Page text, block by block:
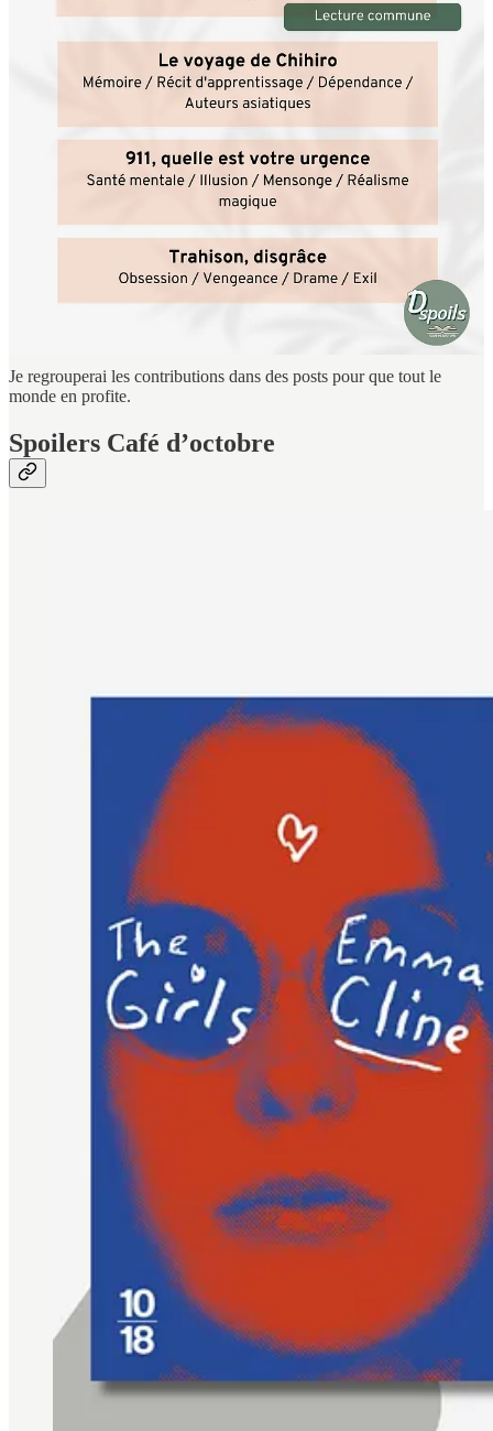
: Rencontres éphémères / Curiosité
/ Aventure / Fuite
Les Spoilers sous-wifi
Pas besoin d’être à Paris pour participer, une connexion internet
permet à tous les spoilers de communiquer.
Tu peux partager tes recommandations ou ton avis :
Sous les posts du club de lecture :www.dailydebby.fr
Sur Instagram avec le hashtag #DspoilsClub2026
Je regrouperai les contributions dans des posts pour que tout le
monde en profite.
Spoilers Café d’octobre